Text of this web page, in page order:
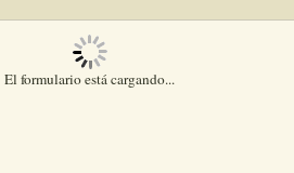
El formulario está cargando...